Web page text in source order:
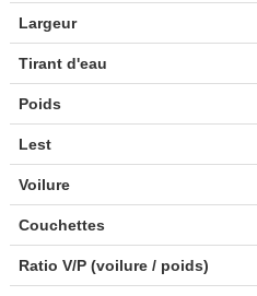
Largeur
Tirant d'eau
Poids
Lest
Voilure
Couchettes
Ratio V/P (voilure / poids)